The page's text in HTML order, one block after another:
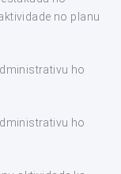
no planu
ho
ho